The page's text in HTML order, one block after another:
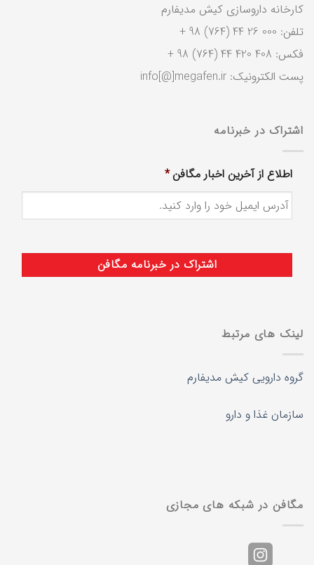
کارخانه داروسازی کیش مدیفارم
تلفن: 000 26 44 (764) 98 +
فکس: 408 420 44 (764) 98 +
پست الکترونیک: info[@]megafen.ir
اشتراک در خبرنامه
اطلاع از آخرین اخبار مگافن*
لینک های مرتبط
گروه دارویی کیش مدیفارم
سازمان غذا و دارو
مگافن در شبکه های مجازی